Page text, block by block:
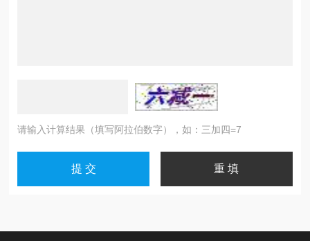
请输入计算结果（填写阿拉伯数字），如：三加四=7